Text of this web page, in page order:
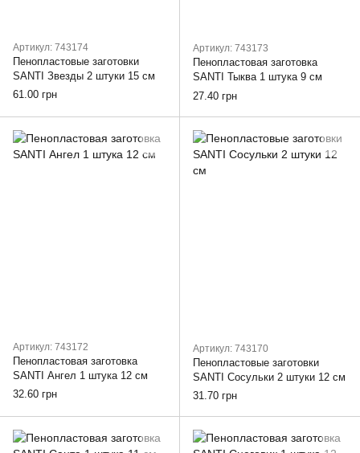
Артикул: 743174
Пенопластовые заготовки
SANTI Звезды 2 штуки 15 см
61.00 грн
Артикул: 743173
Пенопластовая заготовка
SANTI Тыква 1 штука 9 см
27.40 грн
Артикул: 743172
Пенопластовая заготовка
SANTI Ангел 1 штука 12 см
32.60 грн
Артикул: 743170
Пенопластовые заготовки
SANTI Сосульки 2 штуки 12 см
31.70 грн